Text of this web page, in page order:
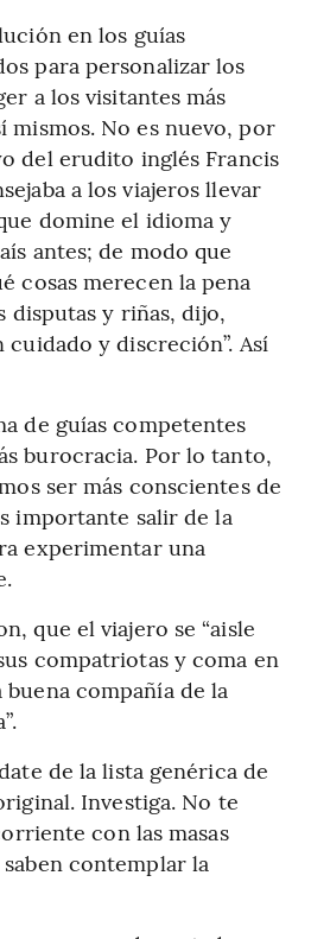
en los guías
para personalizar los
a los visitantes más
mismos. No es nuevo, por
del erudito inglés Francis
a los viajeros llevar
domine el idioma y
antes; de modo que
cosas merecen la pena
disputas y riñas, dijo,
cuidado y discreción”. Así
de guías competentes
burocracia. Por lo tanto,
ser más conscientes de
importante salir de la
experimentar una
que el viajero se “aisle
compatriotas y coma en
compañía de la
de la lista genérica de
Investiga. No te
con las masas
contemplar la